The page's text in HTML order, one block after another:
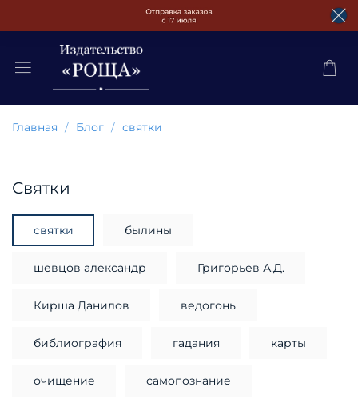
Главная Блог святки
святки
святки былины
шевцов александр Григорьев А.Д.
Кирша Данилов ведогонь
библиография гадания карты
очищение самопознание